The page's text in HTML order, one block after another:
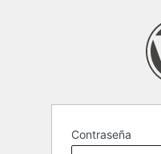
Contraseña